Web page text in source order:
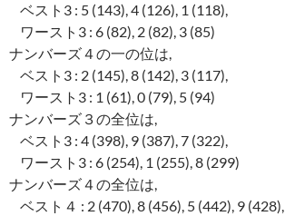
ベスト3 : 5 (143), 4 (126), 1 (118),
ワースト3 : 6 (82), 2 (82), 3 (85)
ナンバーズ４の一の位は,
ベスト3 : 2 (145), 8 (142), 3 (117),
ワースト3 : 1 (61), 0 (79), 5 (94)
ナンバーズ３の全位は,
ベスト3 : 4 (398), 9 (387), 7 (322),
ワースト3 : 6 (254), 1 (255), 8 (299)
ナンバーズ４の全位は,
ベスト４ : 2 (470), 8 (456), 5 (442), 9 (428),